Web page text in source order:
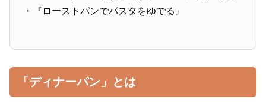
・『ローストパンでパスタをゆでる』
「ディナーパン」とは